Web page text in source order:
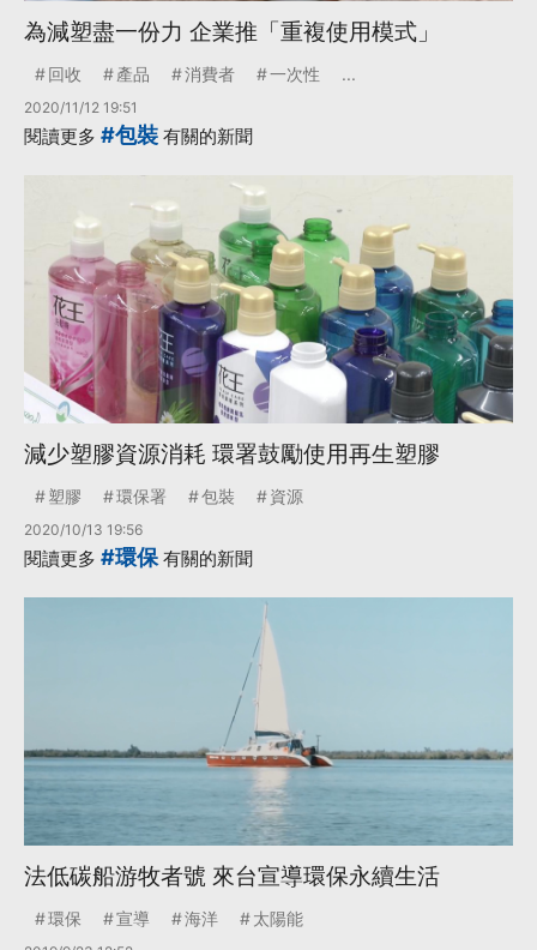
為減塑盡一份力 企業推「重複使用模式」
回收 產品 消費者 一次性 ...
2020/11/12 19:51
閱讀更多 #包裝 有關的新聞
減少塑膠資源消耗 環署鼓勵使用再生塑膠
塑膠 環保署 包裝 資源
2020/10/13 19:56
閱讀更多 #環保 有關的新聞
法低碳船游牧者號 來台宣導環保永續生活
環保 宣導 海洋 太陽能